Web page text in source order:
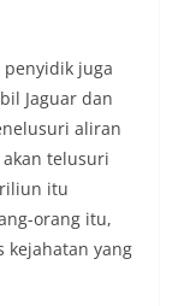
juga
Jaguar dan
aliran
telusuri
itu
orang itu,
kejahatan yang